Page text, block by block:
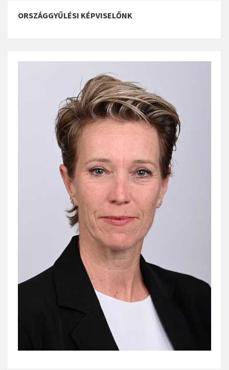
ORSZÁGGYŰLÉSI KÉPVISELŐNK